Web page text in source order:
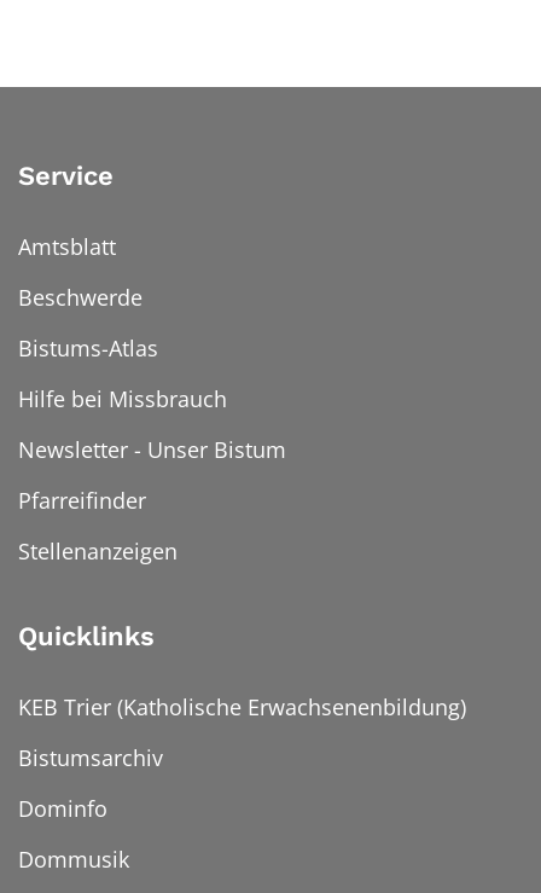
Service
Amtsblatt
Beschwerde
Bistums-Atlas
Hilfe bei Missbrauch
Newsletter - Unser Bistum
Pfarreifinder
Stellenanzeigen
Quicklinks
KEB Trier (Katholische Erwachsenenbildung)
Bistumsarchiv
Dominfo
Dommusik